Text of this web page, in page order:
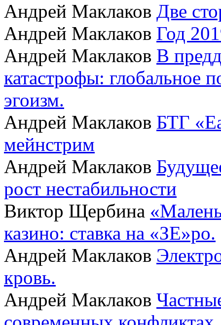
Андрей Маклаков Две
Андрей Маклаков Год
Андрей Маклаков В
катастрофы: глобальное
эгоизм.
Андрей Маклаков БТГ
мейнстрим
Андрей Маклаков
рост нестабильности
Виктор Щербина
казино: ставка на «ЗЕ»ро.
Андрей Маклаков
кровь.
Андрей Маклаков